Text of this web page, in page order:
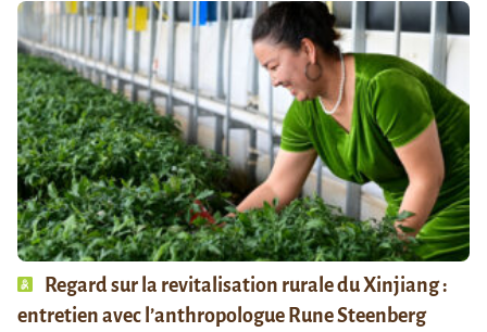
Regard sur la revitalisation rurale du Xinjiang :
entretien avec l’anthropologue Rune Steenberg